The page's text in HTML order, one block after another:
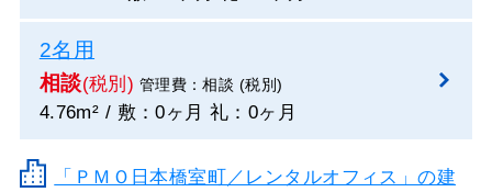
2名用
相談(税別) 管理費：相談 (税別)
4.76m² / 敷：0ヶ月 礼：0ヶ月
「ＰＭＯ日本橋室町／レンタルオフィス」の建